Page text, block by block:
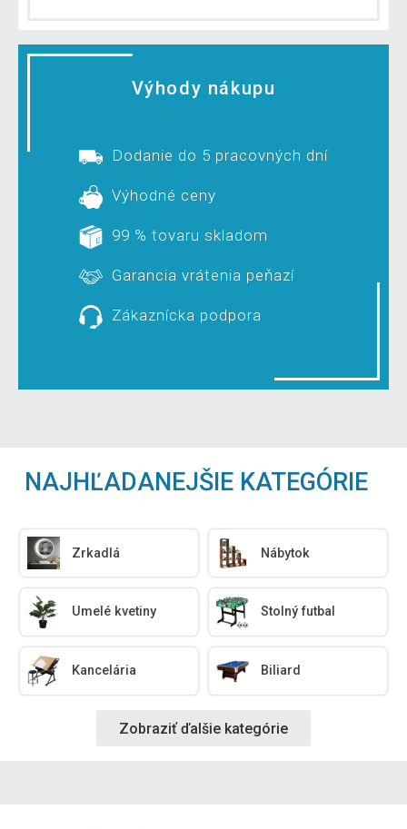
Výhody nákupu
Dodanie do 5 pracovných dní
Výhodné ceny
99 % tovaru skladom
Garancia vrátenia peňazí
Zákaznícka podpora
NAJHĽADANEJŠIE KATEGÓRIE
Zrkadlá Nábytok
Umelé kvetiny Stolný futbal
Kancelária Biliard
Zobraziť ďalšie kategórie